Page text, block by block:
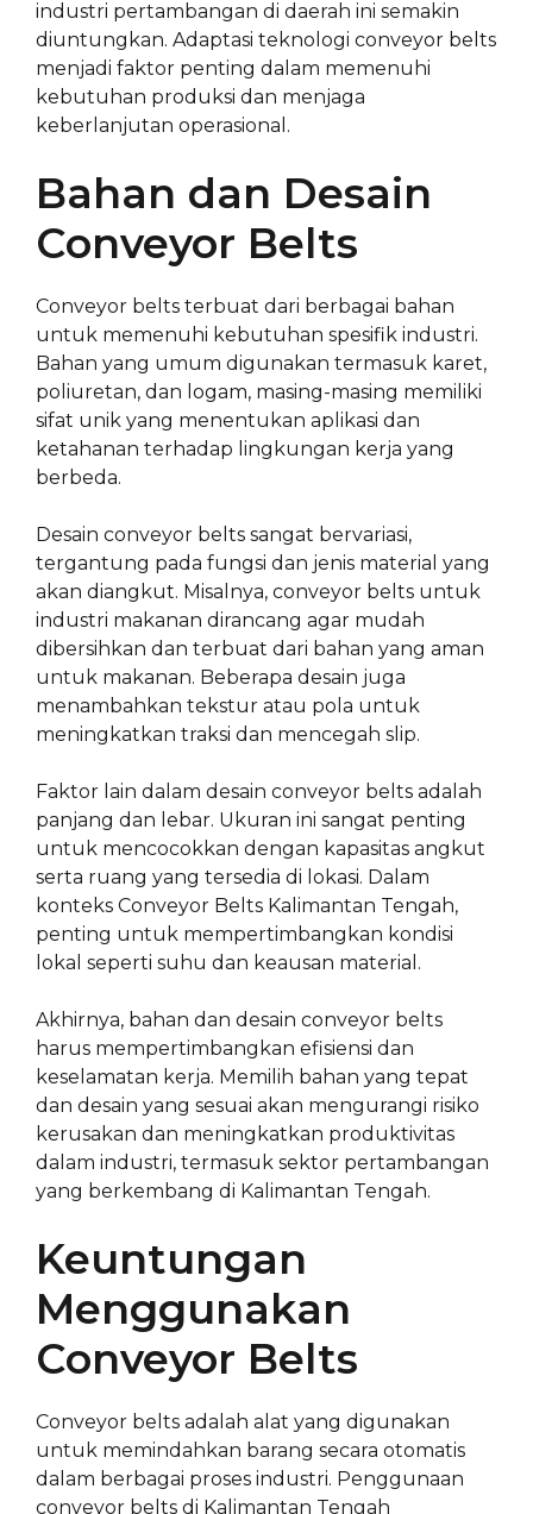
industri pertambangan di daerah ini semakin
diuntungkan. Adaptasi teknologi conveyor belts
menjadi faktor penting dalam memenuhi
kebutuhan produksi dan menjaga
keberlanjutan operasional.
Bahan dan Desain
Conveyor Belts
Conveyor belts terbuat dari berbagai bahan
untuk memenuhi kebutuhan spesifik industri.
Bahan yang umum digunakan termasuk karet,
poliuretan, dan logam, masing-masing memiliki
sifat unik yang menentukan aplikasi dan
ketahanan terhadap lingkungan kerja yang
berbeda.
Desain conveyor belts sangat bervariasi,
tergantung pada fungsi dan jenis material yang
akan diangkut. Misalnya, conveyor belts untuk
industri makanan dirancang agar mudah
dibersihkan dan terbuat dari bahan yang aman
untuk makanan. Beberapa desain juga
menambahkan tekstur atau pola untuk
meningkatkan traksi dan mencegah slip.
Faktor lain dalam desain conveyor belts adalah
panjang dan lebar. Ukuran ini sangat penting
untuk mencocokkan dengan kapasitas angkut
serta ruang yang tersedia di lokasi. Dalam
konteks Conveyor Belts Kalimantan Tengah,
penting untuk mempertimbangkan kondisi
lokal seperti suhu dan keausan material.
Akhirnya, bahan dan desain conveyor belts
harus mempertimbangkan efisiensi dan
keselamatan kerja. Memilih bahan yang tepat
dan desain yang sesuai akan mengurangi risiko
kerusakan dan meningkatkan produktivitas
dalam industri, termasuk sektor pertambangan
yang berkembang di Kalimantan Tengah.
Keuntungan
Menggunakan
Conveyor Belts
Conveyor belts adalah alat yang digunakan
untuk memindahkan barang secara otomatis
dalam berbagai proses industri. Penggunaan
conveyor belts di Kalimantan Tengah